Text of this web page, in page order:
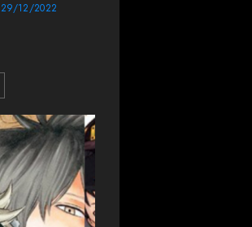
29/12/2022